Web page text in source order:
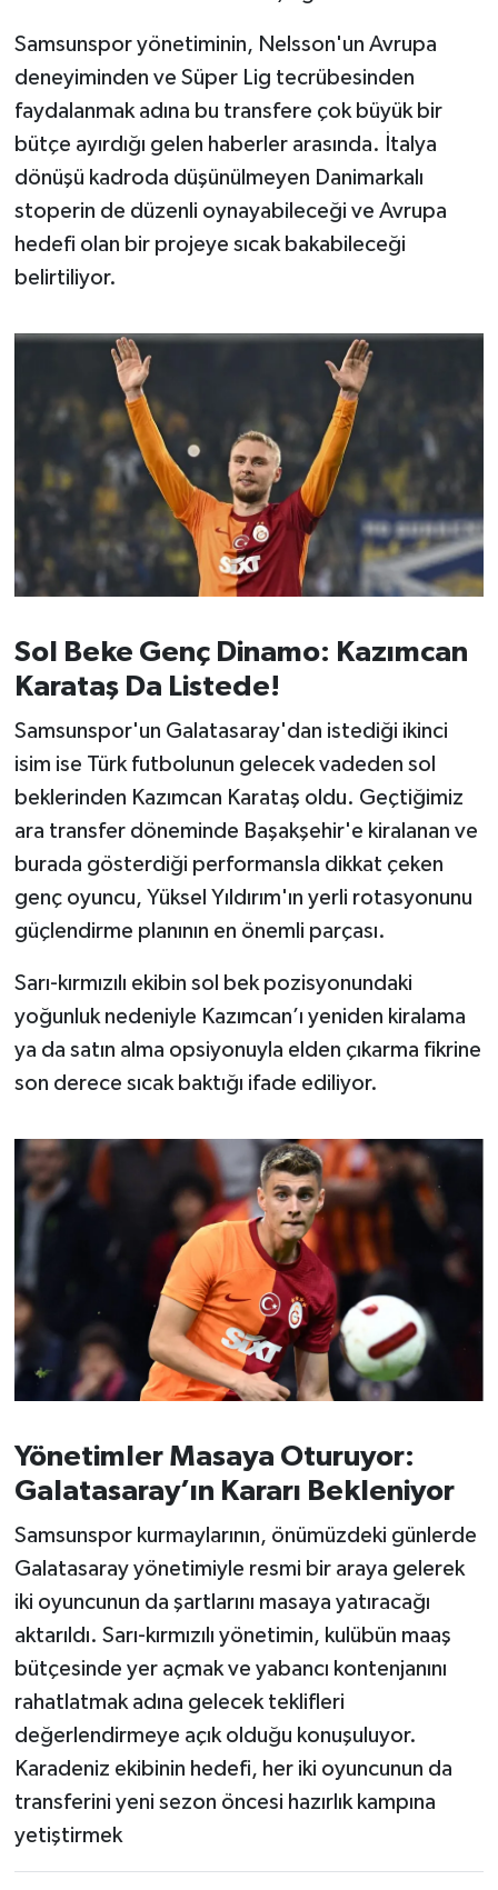
Samsunspor yönetiminin, Nelsson'un Avrupa
deneyiminden ve Süper Lig tecrübesinden
faydalanmak adına bu transfere çok büyük bir
bütçe ayırdığı gelen haberler arasında. İtalya
dönüşü kadroda düşünülmeyen Danimarkalı
stoperin de düzenli oynayabileceği ve Avrupa
hedefi olan bir projeye sıcak bakabileceği
belirtiliyor.
Sol Beke Genç Dinamo: Kazımcan
Karataş Da Listede!
Samsunspor'un Galatasaray'dan istediği ikinci
isim ise Türk futbolunun gelecek vadeden sol
beklerinden Kazımcan Karataş oldu. Geçtiğimiz
ara transfer döneminde Başakşehir'e kiralanan ve
burada gösterdiği performansla dikkat çeken
genç oyuncu, Yüksel Yıldırım'ın yerli rotasyonunu
güçlendirme planının en önemli parçası.
Sarı-kırmızılı ekibin sol bek pozisyonundaki
yoğunluk nedeniyle Kazımcan’ı yeniden kiralama
ya da satın alma opsiyonuyla elden çıkarma fikrine
son derece sıcak baktığı ifade ediliyor.
Yönetimler Masaya Oturuyor:
Galatasaray’ın Kararı Bekleniyor
Samsunspor kurmaylarının, önümüzdeki günlerde
Galatasaray yönetimiyle resmi bir araya gelerek
iki oyuncunun da şartlarını masaya yatıracağı
aktarıldı. Sarı-kırmızılı yönetimin, kulübün maaş
bütçesinde yer açmak ve yabancı kontenjanını
rahatlatmak adına gelecek teklifleri
değerlendirmeye açık olduğu konuşuluyor.
Karadeniz ekibinin hedefi, her iki oyuncunun da
transferini yeni sezon öncesi hazırlık kampına
yetiştirmek